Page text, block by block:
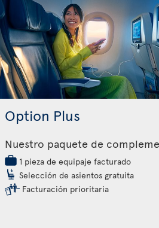
Option Plus
Nuestro paquete de
1 pieza de equipaje facturado
Selección de asientos gratuita
Facturación prioritaria